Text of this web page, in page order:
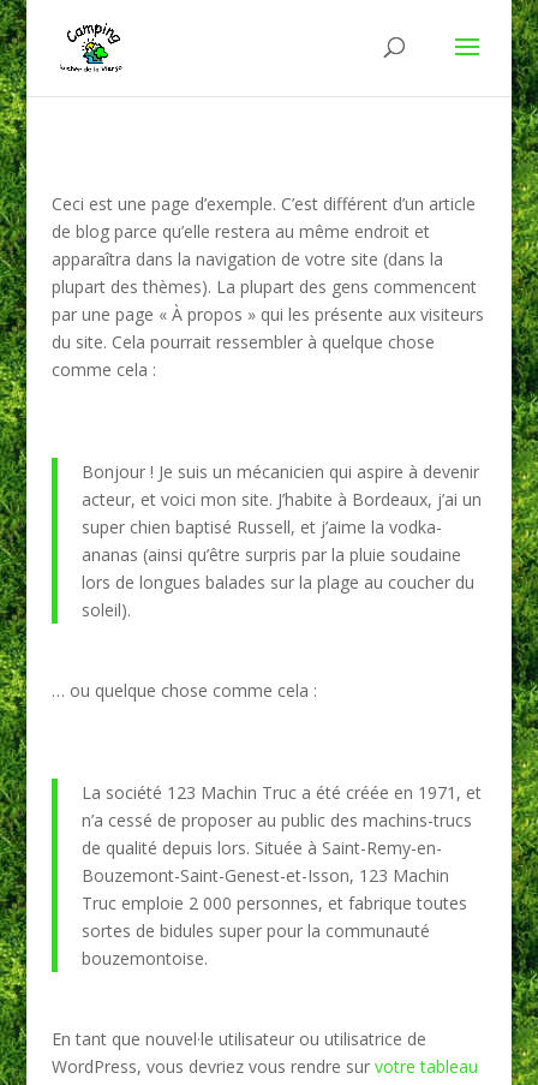
Ceci est une page d’exemple. C’est différent d’un article
de blog parce qu’elle restera au même endroit et
apparaîtra dans la navigation de votre site (dans la
plupart des thèmes). La plupart des gens commencent
par une page « À propos » qui les présente aux visiteurs
du site. Cela pourrait ressembler à quelque chose
comme cela :
Bonjour ! Je suis un mécanicien qui aspire à devenir
acteur, et voici mon site. J’habite à Bordeaux, j’ai un
super chien baptisé Russell, et j’aime la vodka-
ananas (ainsi qu’être surpris par la pluie soudaine
lors de longues balades sur la plage au coucher du
soleil).
… ou quelque chose comme cela :
La société 123 Machin Truc a été créée en 1971, et
n’a cessé de proposer au public des machins-trucs
de qualité depuis lors. Située à Saint-Remy-en-
Bouzemont-Saint-Genest-et-Isson, 123 Machin
Truc emploie 2 000 personnes, et fabrique toutes
sortes de bidules super pour la communauté
bouzemontoise.
En tant que nouvel·le utilisateur ou utilisatrice de
WordPress, vous devriez vous rendre sur votre tableau